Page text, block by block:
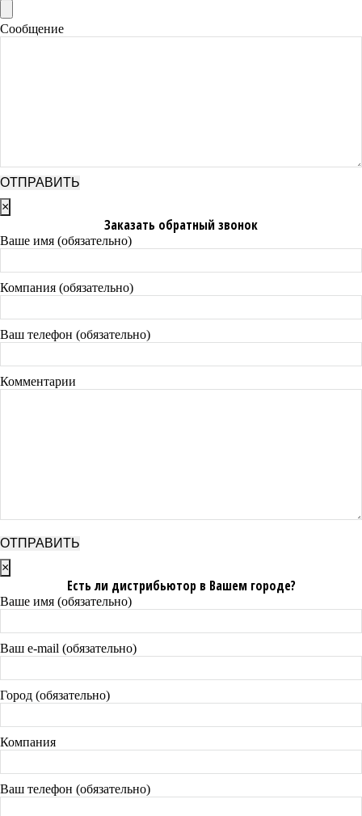
Сообщение
×
Заказать обратный звонок
Ваше имя (обязательно)
Компания (обязательно)
Ваш телефон (обязательно)
Комментарии
×
Есть ли дистрибьютор в Вашем городе?
Ваше имя (обязательно)
Ваш e-mail (обязательно)
Город (обязательно)
Компания
Ваш телефон (обязательно)